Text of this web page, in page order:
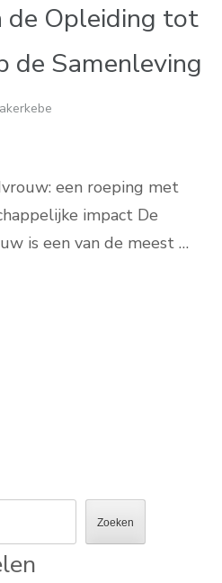
de Opleiding tot
de Samenleving
een roeping met
impact De
is een van de meest …
Zoeken